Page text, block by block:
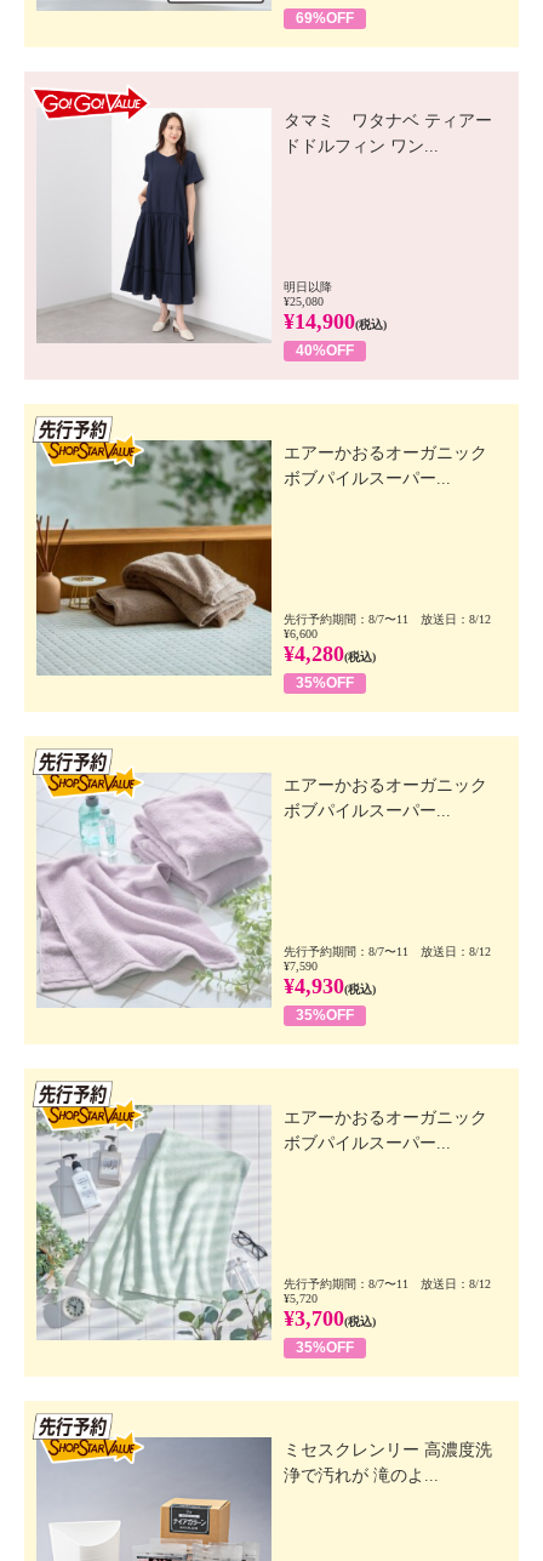
69%OFF
タマミ ワタナベ ティアー
ドドルフィン ワン...
明日以降
¥25,080
¥14,900(税込)
40%OFF
エアーかおるオーガニック
ボブパイルスーパー...
先行予約期間：8/7〜11 放送日：8/12
¥6,600
¥4,280(税込)
35%OFF
エアーかおるオーガニック
ボブパイルスーパー...
先行予約期間：8/7〜11 放送日：8/12
¥7,590
¥4,930(税込)
35%OFF
エアーかおるオーガニック
ボブパイルスーパー...
先行予約期間：8/7〜11 放送日：8/12
¥5,720
¥3,700(税込)
35%OFF
ミセスクレンリー 高濃度洗
浄で汚れが 滝のよ...